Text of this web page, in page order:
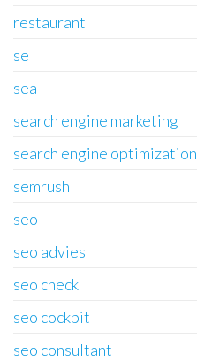
restaurant
se
sea
search engine marketing
search engine optimization
semrush
seo
seo advies
seo check
seo cockpit
seo consultant